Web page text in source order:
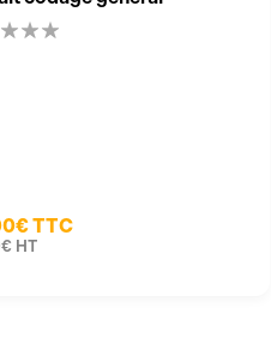
TTC
HT